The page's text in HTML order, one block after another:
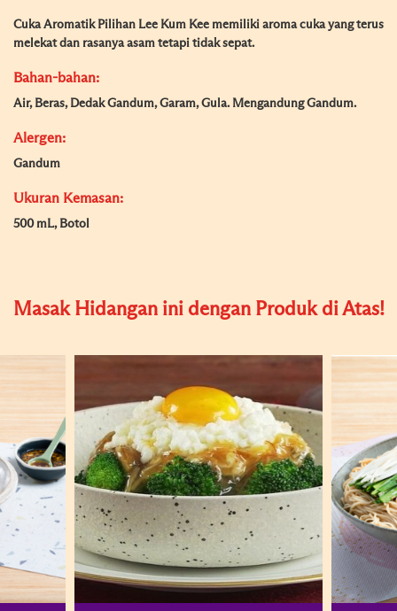
Cuka Aromatik Pilihan Lee Kum Kee memiliki aroma cuka yang terus
melekat dan rasanya asam tetapi tidak sepat.
Bahan-bahan:
Air, Beras, Dedak Gandum, Garam, Gula. Mengandung Gandum.
Alergen:
Gandum
Ukuran Kemasan:
500 mL, Botol
Masak Hidangan ini dengan Produk di Atas!